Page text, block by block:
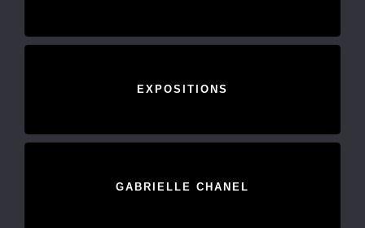
EXPOSITIONS
GABRIELLE CHANEL